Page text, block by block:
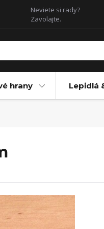
Neviete si rady?
Zavolajte.
hrany Lepidlá